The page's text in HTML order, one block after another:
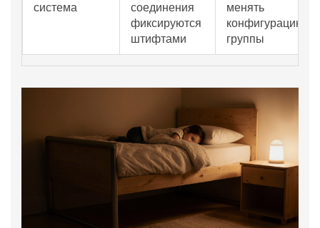
система
соединения
фиксируются
штифтами
менять
конфигурацию
группы